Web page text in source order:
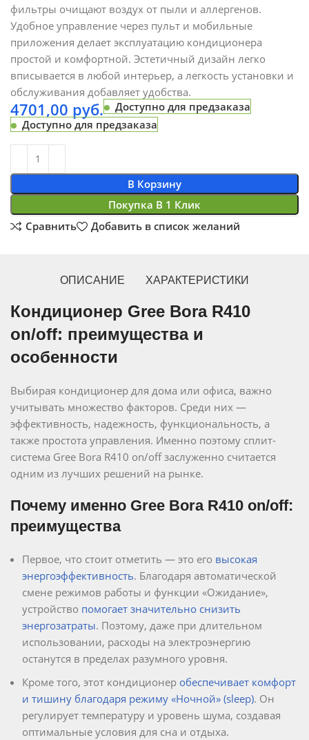
фильтры очищают воздух от пыли и аллергенов.
Удобное управление через пульт и мобильные
приложения делает эксплуатацию кондиционера
простой и комфортной. Эстетичный дизайн легко
вписывается в любой интерьер, а легкость установки и
обслуживания добавляет удобства.
4701,00 руб.
Доступно для предзаказа
Доступно для предзаказа
В Корзину
Покупка В 1 Клик
Сравнить
Добавить в список желаний
ОПИСАНИЕ ХАРАКТЕРИСТИКИ
Кондиционер Gree Bora R410
on/off: преимущества и
особенности
Выбирая кондиционер для дома или офиса, важно
учитывать множество факторов. Среди них —
эффективность, надежность, функциональность, а
также простота управления. Именно поэтому сплит-
система Gree Bora R410 on/off заслуженно считается
одним из лучших решений на рынке.
Почему именно Gree Bora R410 on/off:
преимущества
Первое, что стоит отметить — это его высокая
энергоэффективность. Благодаря автоматической
смене режимов работы и функции «Ожидание»,
устройство помогает значительно снизить
энергозатраты. Поэтому, даже при длительном
использовании, расходы на электроэнергию
останутся в пределах разумного уровня.
Кроме того, этот кондиционер обеспечивает комфорт
и тишину благодаря режиму «Ночной» (sleep). Он
регулирует температуру и уровень шума, создавая
оптимальные условия для сна и отдыха.